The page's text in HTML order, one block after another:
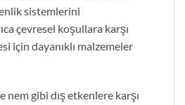
sistemlerini
çevresel koşullara karşı
için dayanıklı malzemeler
nem gibi dış etkenlere karşı